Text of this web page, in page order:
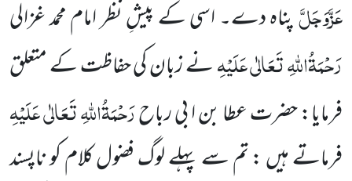
عَزَّوَجَلَّپناہ دے۔ اسی کے پیشِ نظر امام محمد غزالی
رَحْمَۃُاللہِ تَعَالٰی عَلَیْہِنے زبان کی حفاظت کے متعلق
فرمایا: حضرت عطا بن ا بی رباحرَحْمَۃُاللہِ تَعَالٰی عَلَیْہِ
فرماتے ہیں : تم سے پہلے لوگ فضول کلام کو ناپسند